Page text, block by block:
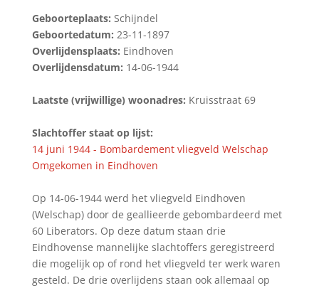
Geboorteplaats: Schijndel
Geboortedatum: 23-11-1897
Overlijdensplaats: Eindhoven
Overlijdensdatum: 14-06-1944
Laatste (vrijwillige) woonadres: Kruisstraat 69
Slachtoffer staat op lijst:
14 juni 1944 - Bombardement vliegveld Welschap
Omgekomen in Eindhoven
Op 14-06-1944 werd het vliegveld Eindhoven
(Welschap) door de geallieerde gebombardeerd met
60 Liberators. Op deze datum staan drie
Eindhovense mannelijke slachtoffers geregistreerd
die mogelijk op of rond het vliegveld ter werk waren
gesteld. De drie overlijdens staan ook allemaal op